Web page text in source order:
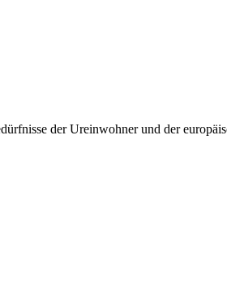
der Ureinwohner und der